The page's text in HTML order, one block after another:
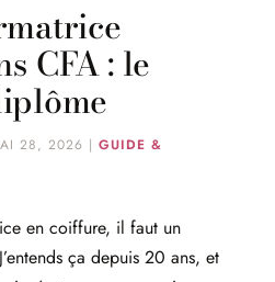
CFA : le
28, 2026 | GUIDE &
en coiffure, il faut un
ça depuis 20 ans, et